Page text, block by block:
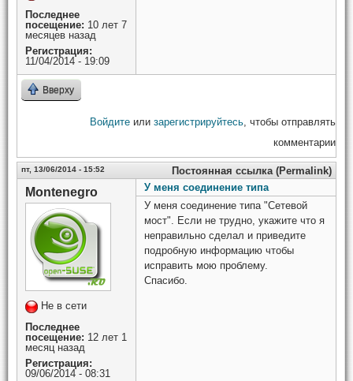
Последнее
посещение: 10 лет 7
месяцев назад
Регистрация:
11/04/2014 - 19:09
Вверху
Войдите или зарегистрируйтесь , чтобы отправлять
комментарии
пт, 13/06/2014 - 15:52 Постоянная ссылка (Permalink)
Montenegro
Не в сети
Последнее
посещение: 12 лет 1
месяц назад
Регистрация:
09/06/2014 - 08:31
У меня соединение типа
У меня соединение типа "Сетевой
мост". Если не трудно, укажите что я
неправильно сделал и приведите
подробную информацию чтобы
исправить мою проблему.
Спасибо.